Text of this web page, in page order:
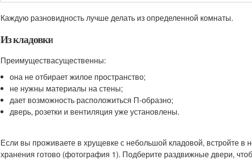
Каждую разновидность лучше делать из определенной комнаты.
Из кладовки
Преимуществасущественны:
она не отбирает жилое пространство;
не нужны материалы на стены;
дает возможность расположиться П-образно;
дверь, розетки и вентиляция уже установлены.
Если вы проживаете в хрущевке с небольшой кладовой, встройте
хранения готово (фотография 1). Подберите раздвижные двери,